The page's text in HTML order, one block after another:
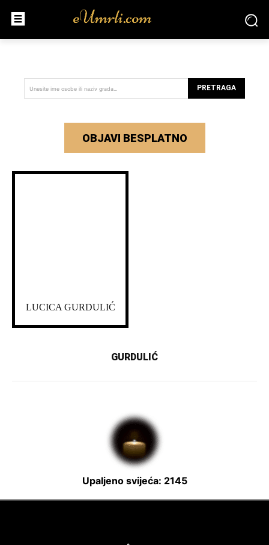
Unesite ime osobe ili naziv grada... PRETRAGA
OBJAVI BESPLATNO
LUCICA GURDULIĆ
GURDULIĆ
Upaljeno svijeća: 2145